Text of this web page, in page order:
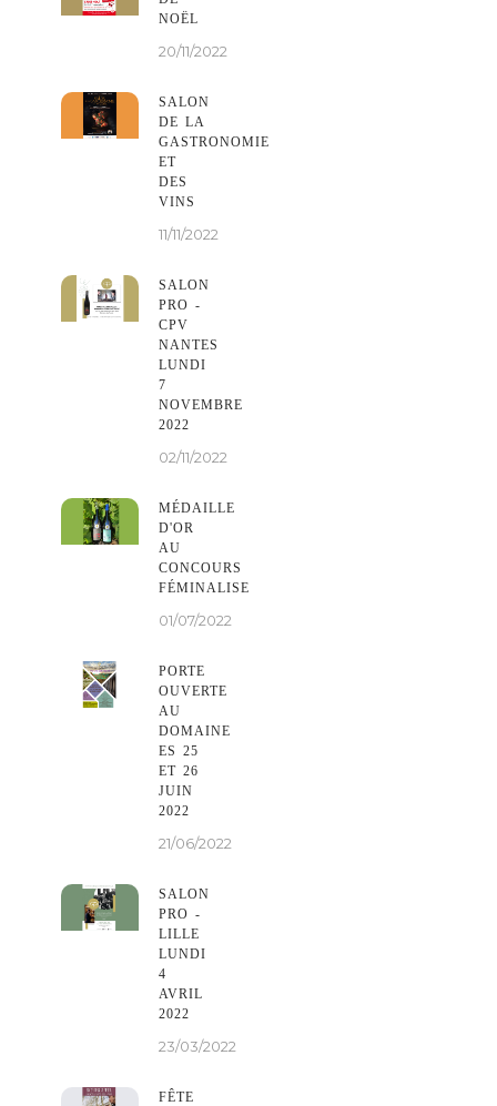
NOËL
20/11/2022
SALON
DE LA
GASTRONOMIE
ET
DES
VINS
11/11/2022
SALON
PRO -
CPV
NANTES
LUNDI
7
NOVEMBRE
2022
02/11/2022
MÉDAILLE
D'OR
AU
CONCOURS
FÉMINALISE
01/07/2022
PORTE
OUVERTE
AU
DOMAINE
ES 25
ET 26
JUIN
2022
21/06/2022
SALON
PRO -
LILLE
LUNDI
4
AVRIL
2022
23/03/2022
FÊTE